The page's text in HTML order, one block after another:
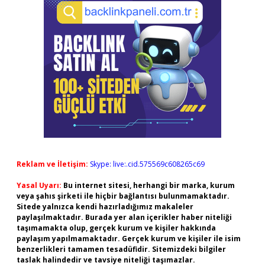
Reklam ve İletişim: Skype: live:.cid.575569c608265c69
Yasal Uyarı: Bu internet sitesi, herhangi bir marka, kurum
veya şahıs şirketi ile hiçbir bağlantısı bulunmamaktadır.
Sitede yalnızca kendi hazırladığımız makaleler
paylaşılmaktadır. Burada yer alan içerikler haber niteliği
taşımamakta olup, gerçek kurum ve kişiler hakkında
paylaşım yapılmamaktadır. Gerçek kurum ve kişiler ile isim
benzerlikleri tamamen tesadüfidir. Sitemizdeki bilgiler
taslak halindedir ve tavsiye niteliği taşımazlar.